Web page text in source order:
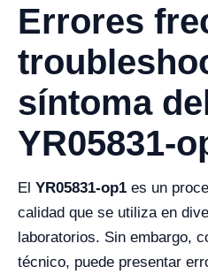
Errores
síntoma
YR05831-
El YR05831-op1 es un
calidad que se utiliza en
laboratorios. Sin embargo,
técnico, puede presentar